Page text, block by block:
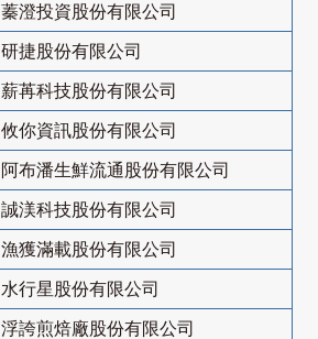
蓁澄投資股份有限公司
研捷股份有限公司
薪苒科技股份有限公司
攸你資訊股份有限公司
阿布潘生鮮流通股份有限公司
誠渼科技股份有限公司
漁獲滿載股份有限公司
水行星股份有限公司
浮誇煎焙廠股份有限公司